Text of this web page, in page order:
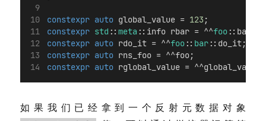
constexpr auto global_value = 123 ;
constexpr std ::meta ::info rbar = ^^foo ::bar;
constexpr auto rdo_it = ^^foo :: bar ::do_it;
constexpr auto rns_foo = ^^foo;
constexpr auto rglobal_value = ^^global_value;
如果我们已经拿到一个反射元数据对象